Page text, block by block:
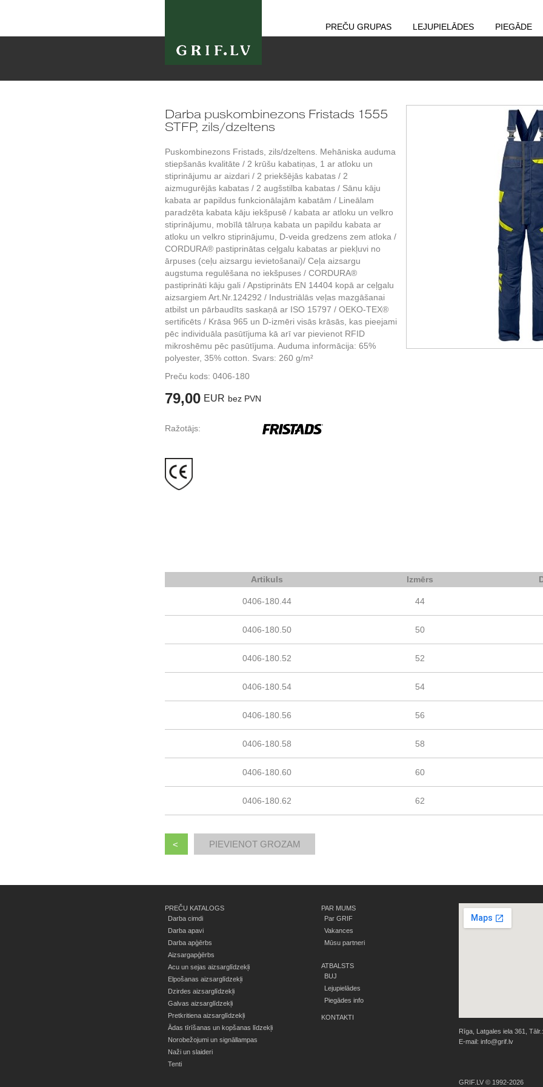
PREČU GRUPAS LEJUPIELĀDES PIEGĀDE
Darba puskombinezons Fristads 1555
STFP, zils/dzeltens
Puskombinezons Fristads, zils/dzeltens. Mehāniska auduma
stiepšanās kvalitāte / 2 krūšu kabatiņas, 1 ar atloku un
stiprinājumu ar aizdari / 2 priekšējās kabatas / 2
aizmugurējās kabatas / 2 augšstilba kabatas / Sānu kāju
kabata ar papildus funkcionālajām kabatām / Lineālam
paradzēta kabata kāju iekšpusē / kabata ar atloku un velkro
stiprinājumu, mobīlā tālruņa kabata un papildu kabata ar
atloku un velkro stiprinājumu, D-veida gredzens zem atloka /
CORDURA® pastiprinātas ceļgalu kabatas ar piekļuvi no
ārpuses (ceļu aizsargu ievietošanai)/ Ceļa aizsargu
augstuma regulēšana no iekšpuses / CORDURA®
pastiprināti kāju gali / Apstiprināts EN 14404 kopā ar ceļgalu
aizsargiem Art.Nr.124292 / Industriālās veļas mazgāšanai
atbilst un pārbaudīts saskaņā ar ISO 15797 / OEKO-TEX®
sertificēts / Krāsa 965 un D-izmēri visās krāsās, kas pieejami
pēc individuāla pasūtījuma kā arī var pievienot RFID
mikroshēmu pēc pasūtījuma. Auduma informācija: 65%
polyester, 35% cotton. Svars: 260 g/m²
Preču kods: 0406-180
79,00 EUR bez PVN
Ražotājs:
Artikuls Izmērs
0406-180.44 44
0406-180.50 50
0406-180.52 52
0406-180.54 54
0406-180.56 56
0406-180.58 58
0406-180.60 60
0406-180.62 62
<
PREČU KATALOGS
Darba cimdi
Darba apavi
Darba apģērbs
Aizsargapģērbs
Acu un sejas aizsarglīdzekļi
Elpošanas aizsarglīdzekļi
Dzirdes aizsarglīdzekļi
Galvas aizsarglīdzekļi
Pretkritiena aizsarglīdzekļi
Ādas tīrīšanas un kopšanas līdzekļi
Norobežojumi un signāllampas
Naži un slaideri
Tenti
PAR MUMS
Par GRIF
Vakances
Mūsu partneri
ATBALSTS
BUJ
Lejupielādes
Piegādes info
KONTAKTI
Rīga, Latgales iela 361, Tālr.:
E-mail: info@grif.lv
GRIF.LV © 1992-2026